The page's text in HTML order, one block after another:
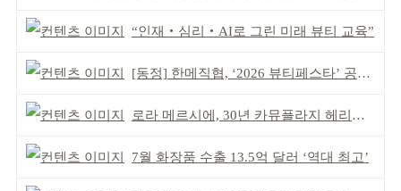
“인재‧심리‧AI로 그린 미래 뷰티 교육”
[동정] 한메직협, ‘2026 뷰티페스타’ 공동 주최
로라 메르시에, 30년 카뮤플라지 헤리티지 담아
7월 화장품 수출 13.5억 달러 ‘역대 최고’